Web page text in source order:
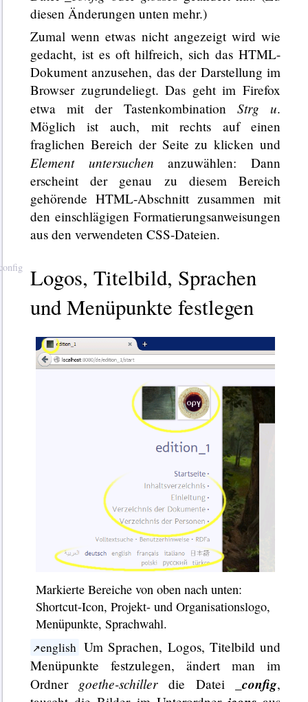
diesen Änderungen unten mehr.)
Zumal wenn etwas nicht angezeigt wird wie
gedacht, ist es oft hilfreich, sich das HTML-
Dokument anzusehen, das der Darstellung im
Browser zugrundeliegt. Das geht im Firefox
etwa mit der Tastenkombination Strg u.
Möglich ist auch, mit rechts auf einen
fraglichen Bereich der Seite zu klicken und
Element untersuchen anzuwählen: Dann
erscheint der genau zu diesem Bereich
gehörende HTML-Abschnitt zusammen mit
den einschlägigen Formatierungsanweisungen
aus den verwendeten CSS-Dateien.
Logos, Titelbild, Sprachen
und Menüpunkte festlegen
Markierte Bereiche von oben nach unten:
Shortcut-Icon, Projekt- und Organisationslogo,
Menüpunkte, Sprachwahl.
english Um Sprachen, Logos, Titelbild und
Menüpunkte festzulegen, ändert man im
Ordner goethe-schillerdie Datei _config,